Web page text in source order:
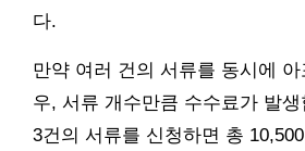
다.
만약 여러 건의 서류를 동시에
우, 서류 개수만큼 수수료가 발
3건의 서류를 신청하면 총